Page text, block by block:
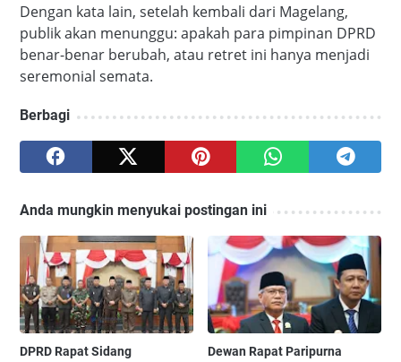
Dengan kata lain, setelah kembali dari Magelang,
publik akan menunggu: apakah para pimpinan DPRD
benar-benar berubah, atau retret ini hanya menjadi
seremonial semata.
Berbagi
Anda mungkin menyukai postingan ini
‎DPRD Rapat Sidang
‎Dewan Rapat Paripurna